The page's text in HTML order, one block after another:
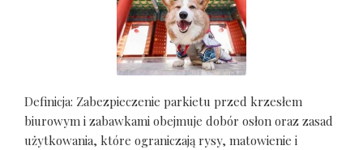
Definicja: Zabezpieczenie parkietu przed krzesłem
biurowym i zabawkami obejmuje dobór osłon oraz zasad
użytkowania, które ograniczają rysy, matowienie i